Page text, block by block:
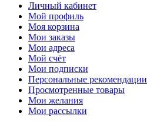
Личный кабинет
Мой профиль
Моя корзина
Мои заказы
Мои адреса
Мой счёт
Мои подписки
Персональные рекомендации
Просмотренные товары
Мои желания
Мои рассылки